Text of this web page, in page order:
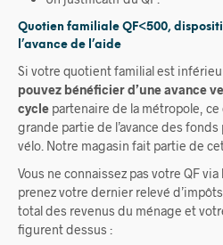
Quotien familiale QF<500,
l’avance de l’aide
Si votre quotient familial est
pouvez bénéficier d’une avance
cycle partenaire de la métropole,
grande partie de l’avance des
vélo. Notre magasin fait partie de
Vous ne connaissez pas votre QF via
prenez votre dernier relevé
total des revenus du ménage et
figurent dessus :